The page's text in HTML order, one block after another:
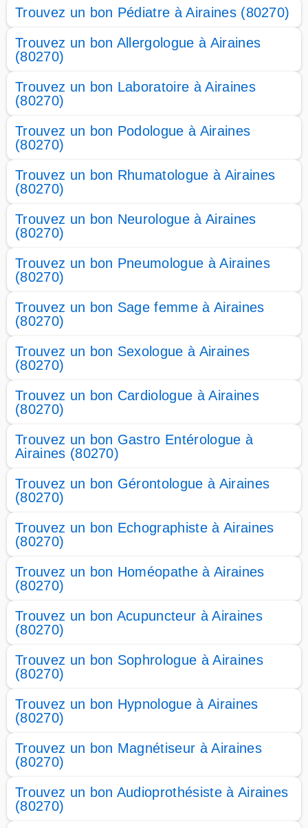
Trouvez un bon Pédiatre à Airaines (80270)
Trouvez un bon Allergologue à Airaines
(80270)
Trouvez un bon Laboratoire à Airaines
(80270)
Trouvez un bon Podologue à Airaines
(80270)
Trouvez un bon Rhumatologue à Airaines
(80270)
Trouvez un bon Neurologue à Airaines
(80270)
Trouvez un bon Pneumologue à Airaines
(80270)
Trouvez un bon Sage femme à Airaines
(80270)
Trouvez un bon Sexologue à Airaines
(80270)
Trouvez un bon Cardiologue à Airaines
(80270)
Trouvez un bon Gastro Entérologue à
Airaines (80270)
Trouvez un bon Gérontologue à Airaines
(80270)
Trouvez un bon Echographiste à Airaines
(80270)
Trouvez un bon Homéopathe à Airaines
(80270)
Trouvez un bon Acupuncteur à Airaines
(80270)
Trouvez un bon Sophrologue à Airaines
(80270)
Trouvez un bon Hypnologue à Airaines
(80270)
Trouvez un bon Magnétiseur à Airaines
(80270)
Trouvez un bon Audioprothésiste à Airaines
(80270)